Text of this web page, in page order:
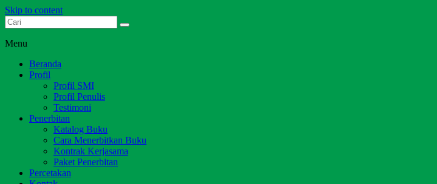
Skip to content
Dari Jambi untuk Indonesia
Menu
Beranda
Profil
Profil SMI
Profil Penulis
Testimoni
Penerbitan
Katalog Buku
Cara Menerbitkan Buku
Kontrak Kerjasama
Paket Penerbitan
Percetakan